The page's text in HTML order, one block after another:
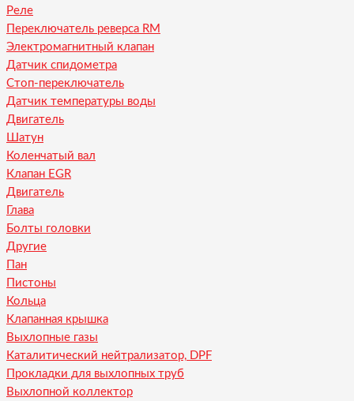
Реле
Переключатель реверса RM
Электромагнитный клапан
Датчик спидометра
Стоп-переключатель
Датчик температуры воды
Двигатель
Шатун
Коленчатый вал
Клапан EGR
Двигатель
Глава
Болты головки
Другие
Пан
Пистоны
Кольца
Клапанная крышка
Выхлопные газы
Каталитический нейтрализатор, DPF
Прокладки для выхлопных труб
Выхлопной коллектор